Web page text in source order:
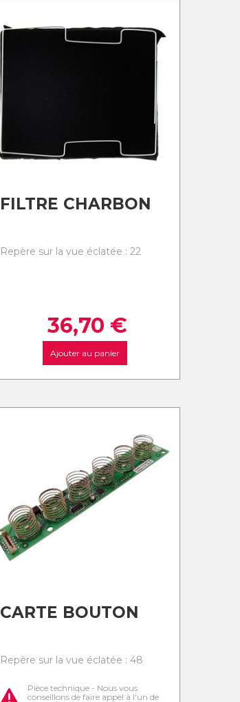
FILTRE CHARBON
Repère sur la vue éclatée : 22
36,70 €
Ajouter au panier
CARTE BOUTON
Repère sur la vue éclatée : 48
Pièce technique - Nous vous
conseillons de faire appel à l'un de